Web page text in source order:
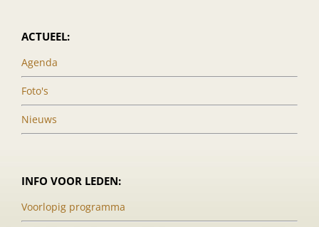
ACTUEEL:
Agenda
Foto's
Nieuws
INFO VOOR LEDEN:
Voorlopig programma